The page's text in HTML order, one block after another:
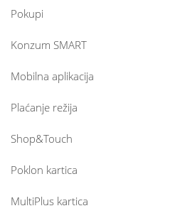
Pokupi
Konzum SMART
Mobilna aplikacija
Plaćanje režija
Shop&Touch
Poklon kartica
MultiPlus kartica